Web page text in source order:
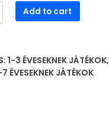
Add to cart
1-3 ÉVESEKNEK JÁTÉKOK,
ÉVESEKNEK JÁTÉKOK